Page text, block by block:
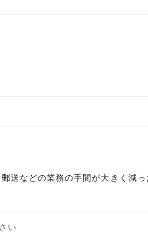
送などの業務の手間が大きく減
い